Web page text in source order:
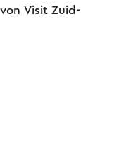
Visit Zuid-